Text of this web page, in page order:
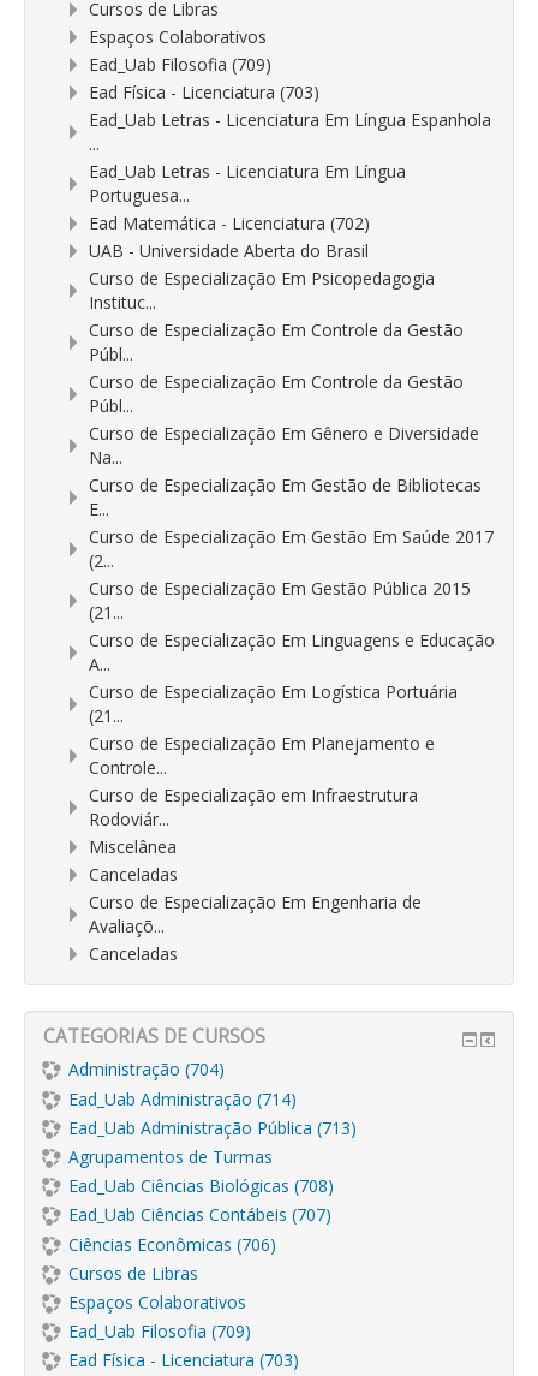
Cursos de Libras
Espaços Colaborativos
Ead_Uab Filosofia (709)
Ead Física - Licenciatura (703)
Ead_Uab Letras - Licenciatura Em Língua Espanhola
...
Ead_Uab Letras - Licenciatura Em Língua
Portuguesa...
Ead Matemática - Licenciatura (702)
UAB - Universidade Aberta do Brasil
Curso de Especialização Em Psicopedagogia
Instituc...
Curso de Especialização Em Controle da Gestão
Públ...
Curso de Especialização Em Controle da Gestão
Públ...
Curso de Especialização Em Gênero e Diversidade
Na...
Curso de Especialização Em Gestão de Bibliotecas
E...
Curso de Especialização Em Gestão Em Saúde 2017
(2...
Curso de Especialização Em Gestão Pública 2015
(21...
Curso de Especialização Em Linguagens e Educação
A...
Curso de Especialização Em Logística Portuária
(21...
Curso de Especialização Em Planejamento e
Controle...
Curso de Especialização em Infraestrutura
Rodoviár...
Miscelânea
Canceladas
Curso de Especialização Em Engenharia de
Avaliaçõ...
Canceladas
CATEGORIAS DE CURSOS
Administração (704)
Ead_Uab Administração (714)
Ead_Uab Administração Pública (713)
Agrupamentos de Turmas
Ead_Uab Ciências Biológicas (708)
Ead_Uab Ciências Contábeis (707)
Ciências Econômicas (706)
Cursos de Libras
Espaços Colaborativos
Ead_Uab Filosofia (709)
Ead Física - Licenciatura (703)